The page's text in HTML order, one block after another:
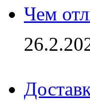
Чем